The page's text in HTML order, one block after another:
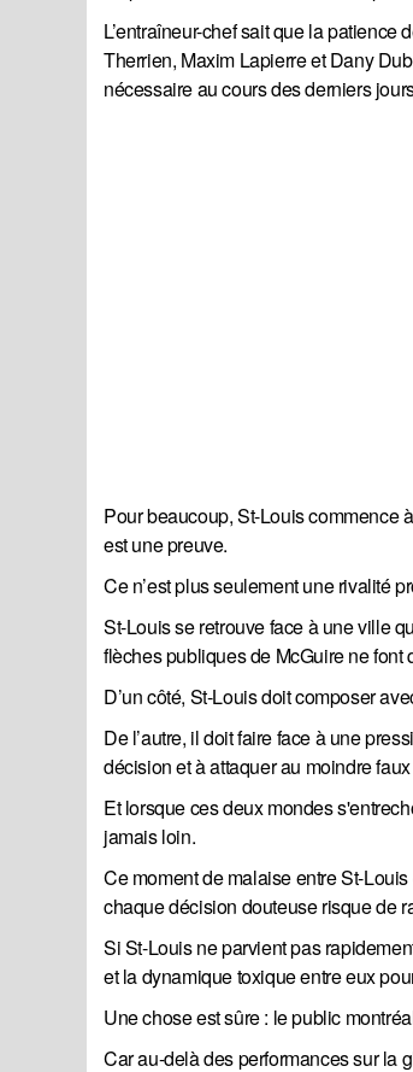
L’entraîneur-chef sait que la
Therrien, Maxim Lapierre et Dany
nécessaire au cours des derniers
Pour beaucoup, St-Louis commence
est une preuve.
Ce n’est plus seulement une rivalité
St-Louis se retrouve face à une ville
flèches publiques de McGuire ne font
D’un côté, St-Louis doit composer
De l’autre, il doit faire face à une
décision et à attaquer au moindre
Et lorsque ces deux mondes
jamais loin.
Ce moment de malaise entre St-
chaque décision douteuse risque de
Si St-Louis ne parvient pas
et la dynamique toxique entre eux
Une chose est sûre : le public
Car au-delà des performances sur la